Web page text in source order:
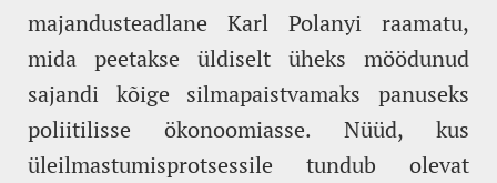
majandusteadlane Karl Polanyi raamatu,
mida peetakse üldiselt üheks möödunud
sajandi kõige silmapaistvamaks panuseks
poliitilisse ökonoomiasse. Nüüd, kus
üleilmastumisprotsessile tundub olevat